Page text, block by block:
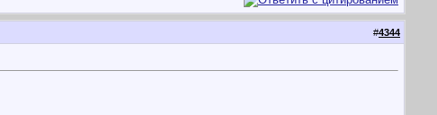
#4344